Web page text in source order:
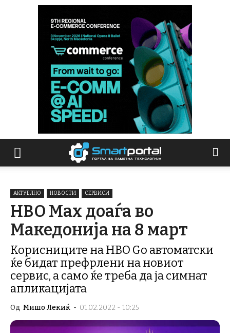
АКТУЕЛНО НОВОСТИ СЕРВИСИ
HBO Max доаѓа во
Македонија на 8 март
Корисниците на HBO Go автоматски
ќе бидат префрлени на новиот
сервис, а само ќе треба да ја симнат
апликацијата
Од Мишо Лекиќ - 01.02.2022 - 10:25